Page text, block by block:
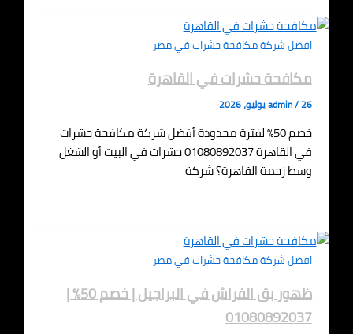
افضل شركة مكافحة حشرات في مصر
مكافحة حشرات في القاهرة
admin/26 يوليو، 2026
خصم 50% لفترة محدودة أفضل شركة مكافحة حشرات
في القاهرة 01080892037 حشرات في البيت أو الشغل
وسط زحمة القاهرة؟ شركة
افضل شركة مكافحة حشرات في مصر
ظهور بق الفراش في البراجيل | خصم 50% |
01080892037